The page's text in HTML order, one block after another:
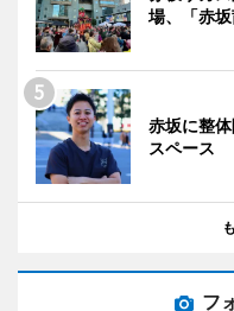
場、「赤
赤坂に整
スペース
フ